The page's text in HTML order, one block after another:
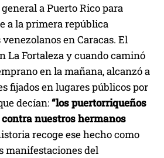
a Puerto Rico para
a la primera república
en Caracas. El
La Fortaleza y cuando caminó
en la mañana, alcanzó a
fijados en lugares públicos por
decían:“los puertorriqueños
nuestros hermanos
recoge ese hecho como
manifestaciones del